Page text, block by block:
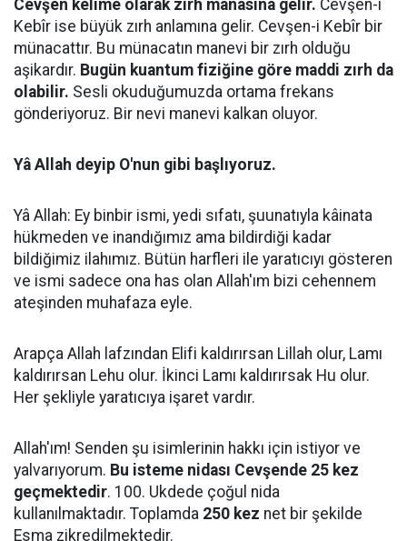
Cevşen kelime olarak zırh manasına gelir. Cevşen-i
Kebîr ise büyük zırh anlamına gelir. Cevşen-i Kebîr bir
münacattır. Bu münacatın manevi bir zırh olduğu
aşikardır. Bugün kuantum fiziğine göre maddi zırh da
olabilir. Sesli okuduğumuzda ortama frekans
gönderiyoruz. Bir nevi manevi kalkan oluyor.
Yâ Allah deyip O'nun gibi başlıyoruz.
Yâ Allah: Ey binbir ismi, yedi sıfatı, şuunatıyla kâinata
hükmeden ve inandığımız ama bildirdiği kadar
bildiğimiz ilahımız. Bütün harfleri ile yaratıcıyı gösteren
ve ismi sadece ona has olan Allah'ım bizi cehennem
ateşinden muhafaza eyle.
Arapça Allah lafzından Elifi kaldırırsan Lillah olur, Lamı
kaldırırsan Lehu olur. İkinci Lamı kaldırırsak Hu olur.
Her şekliyle yaratıcıya işaret vardır.
Allah'ım! Senden şu isimlerinin hakkı için istiyor ve
yalvarıyorum. Bu isteme nidası Cevşende 25 kez
geçmektedir. 100. Ukdede çoğul nida
kullanılmaktadır. Toplamda 250 kez net bir şekilde
Esma zikredilmektedir.